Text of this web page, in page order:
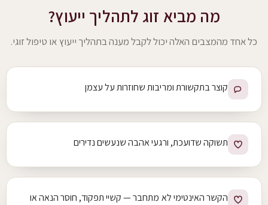
מה מביא זוג לתהליך ייעוץ?
כל אחד מהמצבים האלה יכול לקבל מענה בתהליך ייעוץ או טיפול זוגי.
קוצר בתקשורת ומריבות שחוזרות על עצמן
תשוקה שדועכת, ורגעי אהבה שנעשים נדירים
הקשר האינטימי לא מתחבר — קשיי תפקוד, חוסר הנאה או